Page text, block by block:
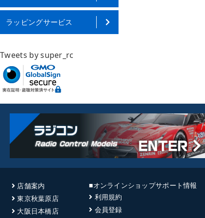
ラッピングサービス
Tweets by super_rc
店舗案内
東京秋葉原店
大阪日本橋店
■オンラインショップサポート情報
利用規約
会員登録